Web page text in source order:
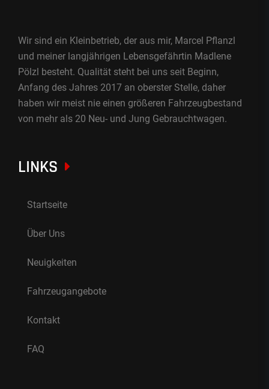
Wir sind ein Kleinbetrieb, der aus mir, Marcel Pflanzl
und meiner langjährigen Lebensgefährtin Madlene
Pölzl besteht. Qualität steht bei uns seit Beginn,
Anfang des Jahres 2017 an oberster Stelle, daher
haben wir meist nie einen größeren Fahrzeugbestand
von mehr als 20 Neu- und Jung Gebrauchtwagen.
LINKS
Startseite
Über Uns
Neuigkeiten
Fahrzeugangebote
Kontakt
FAQ